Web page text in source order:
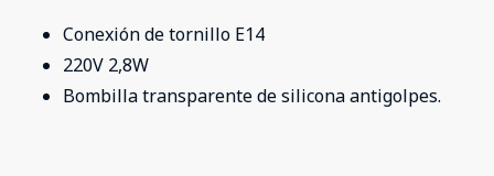
Conexión de tornillo E14
220V 2,8W
Bombilla transparente de silicona antigolpes.